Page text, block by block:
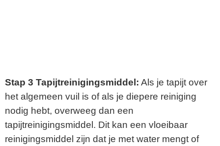
Stap 3 Tapijtreinigingsmiddel: Als je tapijt over
het algemeen vuil is of als je diepere reiniging
nodig hebt, overweeg dan een
tapijtreinigingsmiddel. Dit kan een vloeibaar
reinigingsmiddel zijn dat je met water mengt of